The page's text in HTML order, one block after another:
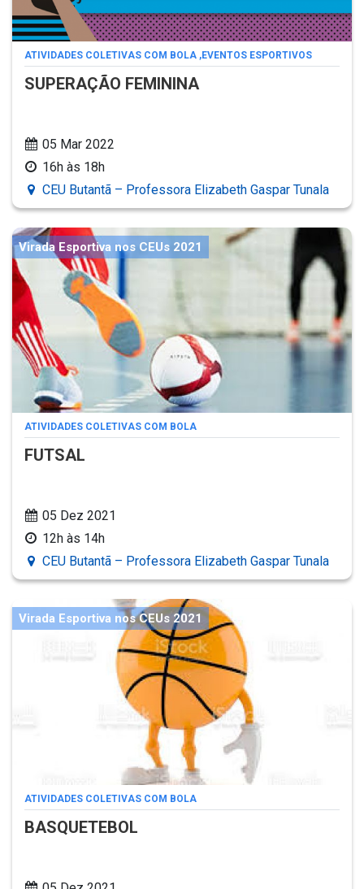
ATIVIDADES COLETIVAS COM BOLA ,EVENTOS ESPORTIVOS
SUPERAÇÃO FEMININA
05 Mar 2022
16h às 18h
CEU Butantã – Professora Elizabeth Gaspar Tunala
Virada Esportiva nos CEUs 2021
ATIVIDADES COLETIVAS COM BOLA
FUTSAL
05 Dez 2021
12h às 14h
CEU Butantã – Professora Elizabeth Gaspar Tunala
Virada Esportiva nos CEUs 2021
ATIVIDADES COLETIVAS COM BOLA
BASQUETEBOL